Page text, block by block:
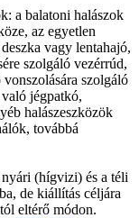
a balatoni halászok
az egyetlen
vagy lentahajó,
szolgáló vezérrúd,
szolgáló
jégpatkó,
halászeszközök
továbbá
(hígvizi) és a téli
de kiállítás céljára
eltérő módon.